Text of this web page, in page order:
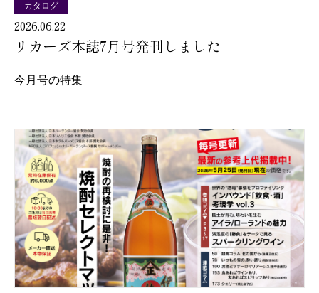
カタログ
2026.06.22
リカーズ本誌7月号発刊しました
今月号の特集